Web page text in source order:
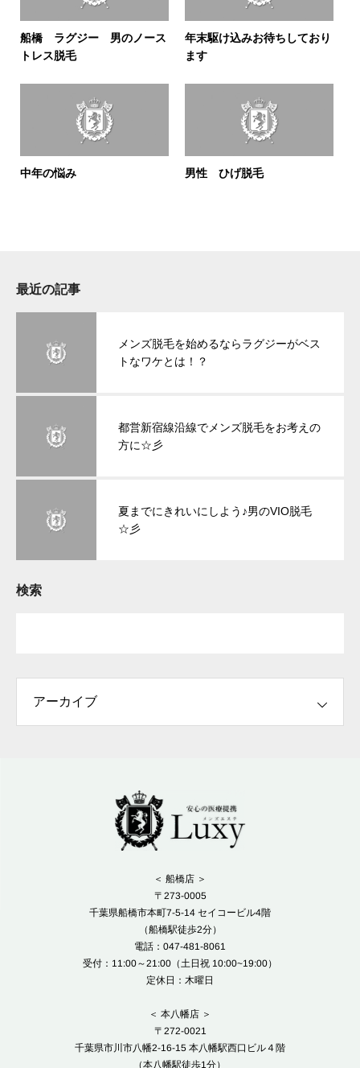
船橋 ラグジー 男のノース
トレス脱毛
年末駆け込みお待ちしており
ます
中年の悩み 男性 ひげ脱毛
最近の記事
メンズ脱毛を始めるならラグジーがベス
トなワケとは！？
都営新宿線沿線でメンズ脱毛をお考えの
方に☆彡
夏までにきれいにしよう♪男のVIO脱毛
☆彡
検索
＜ 船橋店 ＞
〒273-0005
千葉県船橋市本町7-5-14 セイコービル4階
（船橋駅徒歩2分）
電話：047-481-8061
受付：11:00～21:00（土日祝 10:00~19:00）
定休日：木曜日
＜ 本八幡店 ＞
〒272-0021
千葉県市川市八幡2-16-15 本八幡駅西口ビル４階
（本八幡駅徒歩1分）